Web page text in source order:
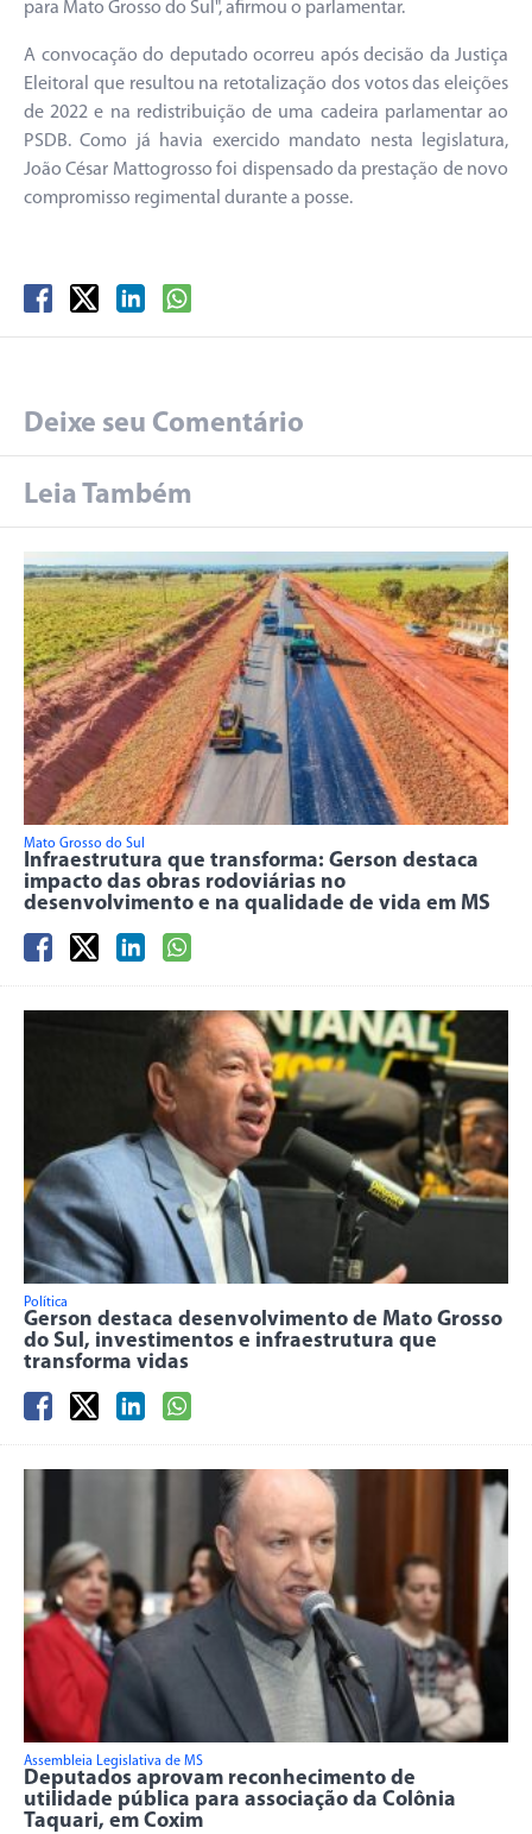
para Mato Grosso do Sul", afirmou o parlamentar.
A convocação do deputado ocorreu após decisão da Justiça
Eleitoral que resultou na retotalização dos votos das eleições
de 2022 e na redistribuição de uma cadeira parlamentar ao
PSDB. Como já havia exercido mandato nesta legislatura,
João César Mattogrosso foi dispensado da prestação de novo
compromisso regimental durante a posse.
Deixe seu Comentário
Leia Também
Mato Grosso do Sul
Infraestrutura que transforma: Gerson destaca
impacto das obras rodoviárias no
desenvolvimento e na qualidade de vida em MS
Política
Gerson destaca desenvolvimento de Mato Grosso
do Sul, investimentos e infraestrutura que
transforma vidas
Assembleia Legislativa de MS
Deputados aprovam reconhecimento de
utilidade pública para associação da Colônia
Taquari, em Coxim